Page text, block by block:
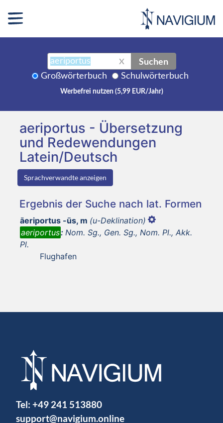
X Suchen
Großwörterbuch Schulwörterbuch
Werbefrei nutzen (5,99 EUR/Jahr)
aeriportus - Übersetzung
und Redewendungen
Latein/Deutsch
Sprachverwandte anzeigen
Ergebnis der Suche nach lat. Formen
āeriportus -ūs, m (u-Deklination)
aeriportus: Nom. Sg., Gen. Sg., Nom. Pl., Akk.
Pl.
Flughafen
Tel: +49 241 513880
support@navigium.online